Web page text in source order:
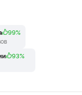
99%
93%